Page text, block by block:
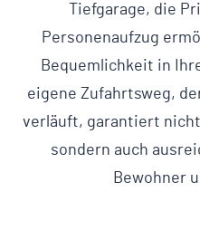
Tiefgarage, die
Personenaufzug
Bequemlichkeit in
eigene Zufahrtsweg,
verläuft, garantiert
sondern auch
Bewohner